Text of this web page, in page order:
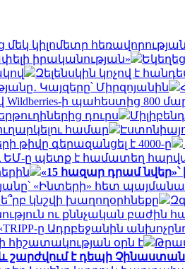
կիլոմետր
իրականության»
Զելենսկին կոչով է
Կայզերը՝ Միրզոյանին
ի պահեստից 800
դուրս
համար
թիվը գերազանցել է 4000-ը
ԵՄ-ը պետք է համատեղ
«15 հազար դրամ
«Ինտերի» հետ
կնշվի խաղողօրհնեքը
ու քննչական բաժին
ը Ադրբեջանին
հիշատակության օրն է
շարժվում է դեպի